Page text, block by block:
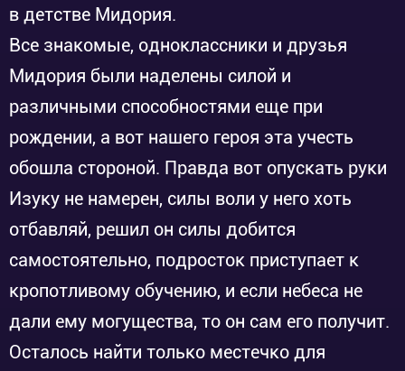
в детстве Мидория.
Все знакомые, одноклассники и друзья
Мидория были наделены силой и
различными способностями еще при
рождении, а вот нашего героя эта учесть
обошла стороной. Правда вот опускать руки
Изуку не намерен, силы воли у него хоть
отбавляй, решил он силы добится
самостоятельно, подросток приступает к
кропотливому обучению, и если небеса не
дали ему могущества, то он сам его получит.
Осталось найти только местечко для